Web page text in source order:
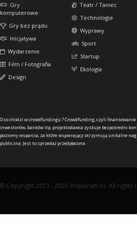
Gry
komputerowe
Gry bez prądu
Inicjatywa
Wydarzenie
Film / Fotografia
Design
Teatr / Taniec
Technologie
Wyprawy
Sport
Startup
Ekologia
O co chodzi w crowdfundingu ?Crowdfunding, czyli finansowanie
inwestorów, banków itp. projektodawca zyskuje bezpośredni
poziomy wsparcia, za które wspierający otrzymują unikalne
publiczna. Jest to sprzedaż przedpłacona.
© Copyright 2013 - 2026 Wspieram.to. All